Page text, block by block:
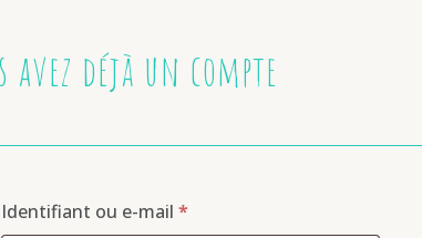
avez déjà un compte
Identifiant ou e-mail *